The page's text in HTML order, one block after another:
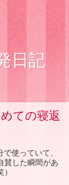
日記
ての寝返
使っていて、
賛した瞬間があ